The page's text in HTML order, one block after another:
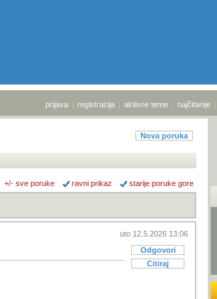
prijava | registracija | aktivne teme | najčitanije |
Nova poruka
+/- sve poruke ravni prikaz starije poruke gore
uto 12.5.2026 13:06
Odgovori
Citiraj